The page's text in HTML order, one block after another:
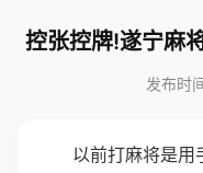
控张控牌!遂宁麻
发布时
以前打麻将是用